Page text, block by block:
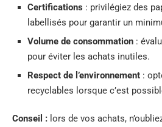
Certifications : privilégiez des
labellisés pour garantir un
Volume de consommation :
pour éviter les achats inutiles.
Respect de l’environnement :
recyclables lorsque c’est
Conseil : lors de vos achats,